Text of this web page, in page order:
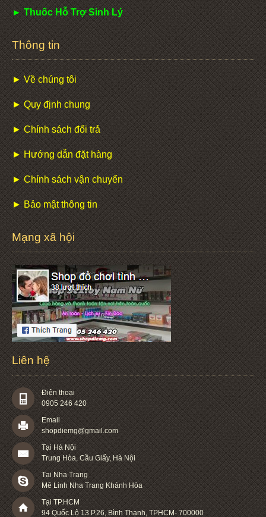
► Thuốc Hỗ Trợ Sinh Lý
Thông tin
► Về chúng tôi
► Quy định chung
► Chính sách đổi trả
► Hướng dẫn đặt hàng
► Chính sách vận chuyển
► Bảo mật thông tin
Mạng xã hội
Liên hệ
Điện thoại
0905 246 420
Email
shopdiemg@gmail.com
Tại Hà Nội
Trung Hòa, Cầu Giấy, Hà Nội
Tại Nha Trang
Mê Linh Nha Trang Khánh Hòa
Tại TP.HCM
94 Quốc Lộ 13 P.26,Bình Thạnh,TPHCM-700000